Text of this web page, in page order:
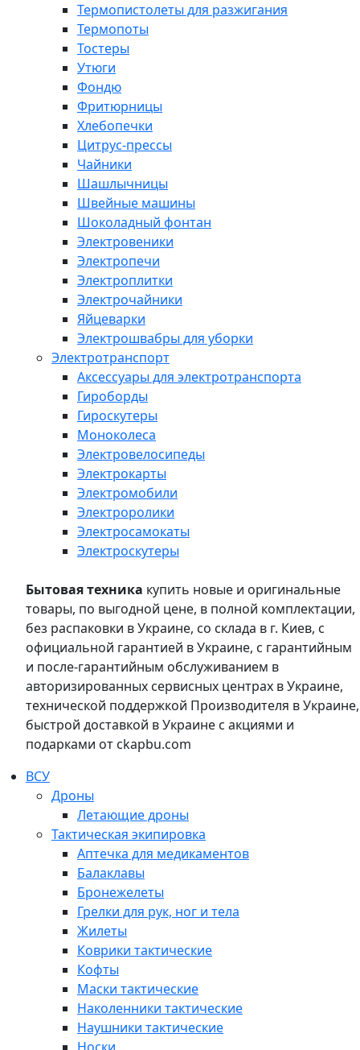
Термопистолеты для разжигания
Термопоты
Тостеры
Утюги
Фондю
Фритюрницы
Хлебопечки
Цитрус-прессы
Чайники
Шашлычницы
Швейные машины
Шоколадный фонтан
Электровеники
Электропечи
Электроплитки
Электрочайники
Яйцеварки
Электрошвабры для уборки
Электротранспорт
Аксессуары для электротранспорта
Гироборды
Гироскутеры
Моноколеса
Электровелосипеды
Электрокарты
Электромобили
Электроролики
Электросамокаты
Электроскутеры
Бытовая техника купить новые и оригинальные
товары, по выгодной цене, в полной комплектации,
без распаковки в Украине, со склада в г. Киев, с
официальной гарантией в Украине, с гарантийным
и после-гарантийным обслуживанием в
авторизированных сервисных центрах в Украине,
технической поддержкой Производителя в Украине,
быстрой доставкой в Украине с акциями и
подарками от ckapbu.com
ВСУ
Дроны
Летающие дроны
Тактическая экипировка
Аптечка для медикаментов
Балаклавы
Бронежелеты
Грелки для рук, ног и тела
Жилеты
Коврики тактические
Кофты
Маски тактические
Наколенники тактические
Наушники тактические